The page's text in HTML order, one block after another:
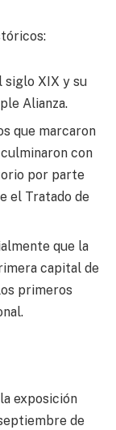
siglo XIX y su
Alianza.
que marcaron
con
por parte
el Tratado de
que la
capital de
primeros
exposición
de